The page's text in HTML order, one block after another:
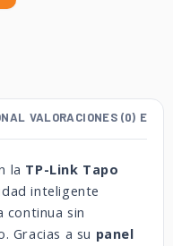
VALORACIONES (0)
la TP-Link Tapo
inteligente
continua sin
Gracias a su panel